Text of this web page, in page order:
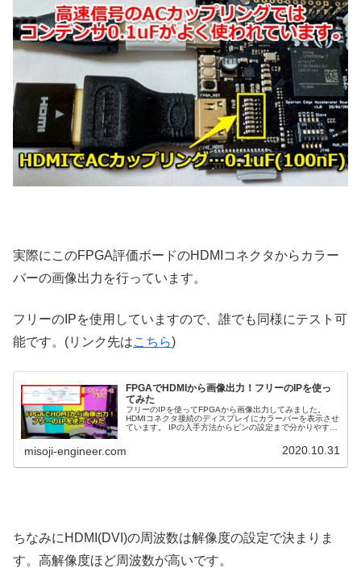
実際にこのFPGA評価ボードのHDMIコネクタからカラー
バーの画像出力を行っています。
フリーのIPを使用していますので、誰でも同様にテスト可
能です。(リンク先はこちら)
FPGAでHDMIから画像出力！フリーのIPを使っ
てみた
フリーのIPを使ってFPGAから画像出力してみました。
HDMIコネクタ接続のディスプレイにカラーバーを表示させ
ています。 IPの入手方法からピンの設定まで分かりやすく
misoji-engineer.com 2020.10.31
ちなみにHDMI(DVI)の周波数は解像度の設定で決まりま
す。高解像度ほど周波数が高いです。